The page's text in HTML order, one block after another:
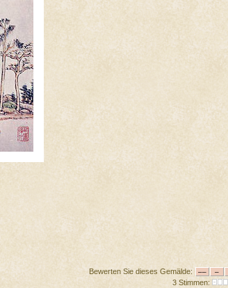
Bewerten Sie dieses Gemälde:
3 Stimmen: